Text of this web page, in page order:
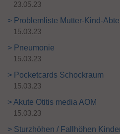
23.05.23
> Problemliste Mutter-Kind-
15.03.23
> Pneumonie
15.03.23
> Pocketcards Schockraum
15.03.23
> Akute Otitis media AOM
15.03.23
> Sturzhöhen / Fallhöhen